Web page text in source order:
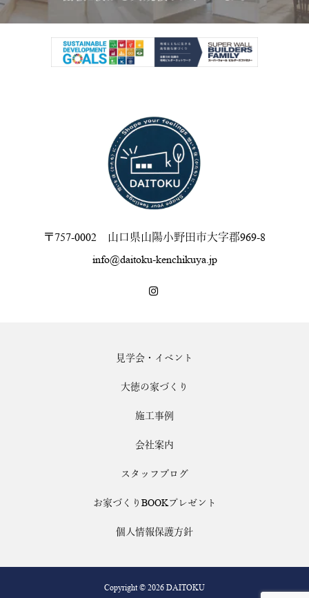
〒757-0002 山口県山陽小野田市大字郡969-8
info@daitoku-kenchikuya.jp
見学会・イベント
大徳の家づくり
施工事例
会社案内
スタッフブログ
お家づくりBOOKプレゼント
個人情報保護方針
Copyright © 2026 DAITOKU